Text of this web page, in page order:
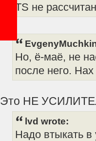
TS не
Но, ё-маё, не
после него.
Это НЕ
lvd wrote:
Надо втыкать в